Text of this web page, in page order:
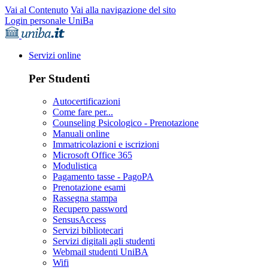
Vai al Contenuto Vai alla navigazione del sito
Login personale UniBa
Servizi online
Per Studenti
Autocertificazioni
Come fare per...
Counseling Psicologico - Prenotazione
Manuali online
Immatricolazioni e iscrizioni
Microsoft Office 365
Modulistica
Pagamento tasse - PagoPA
Prenotazione esami
Rassegna stampa
Recupero password
SensusAccess
Servizi bibliotecari
Servizi digitali agli studenti
Webmail studenti UniBA
Wifi